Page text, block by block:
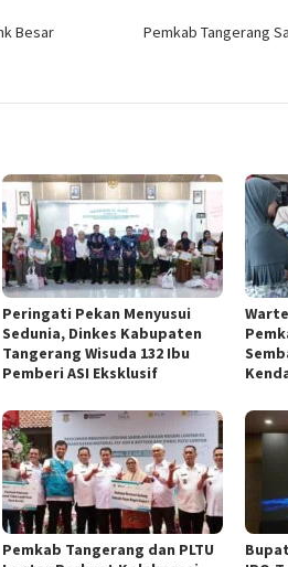
Besar
Pemkab Tangerang
Peringati Pekan Menyusui
Sedunia, Dinkes Kabupaten
Tangerang Wisuda 132 Ibu
Pemberi ASI Eksklusif
Pemkab Tangerang dan PLTU